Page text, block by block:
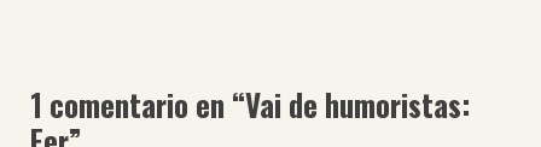
1 comentario en “Vai de humoristas: